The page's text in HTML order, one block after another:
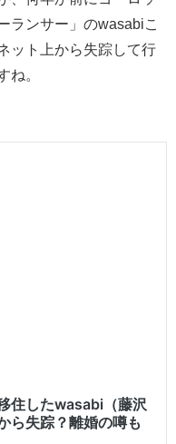
ランサー」のwasabiこ
ット上から失踪して行
ね。